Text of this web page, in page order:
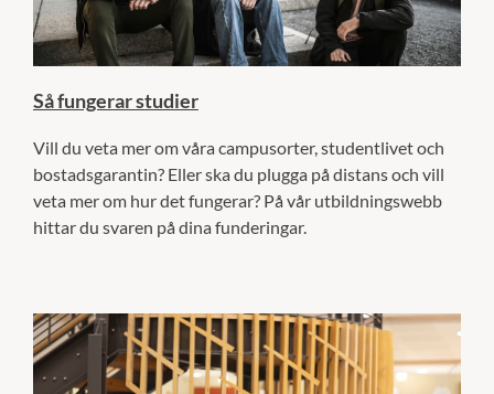
Så fungerar studier
Vill du veta mer om våra campusorter, studentlivet och
bostadsgarantin? Eller ska du plugga på distans och vill
veta mer om hur det fungerar? På vår utbildningswebb
hittar du svaren på dina funderingar.